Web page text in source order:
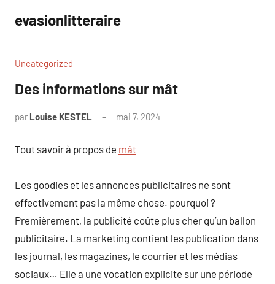
contenu
evasionlitteraire
Uncategorized
Des informations sur mât
par Louise KESTEL mai 7, 2024
Tout savoir à propos de mât
Les goodies et les annonces publicitaires ne sont
effectivement pas la même chose. pourquoi ?
Premièrement, la publicité coûte plus cher qu’un ballon
publicitaire. La marketing contient les publication dans
les journal, les magazines, le courrier et les médias
sociaux… Elle a une vocation explicite sur une période